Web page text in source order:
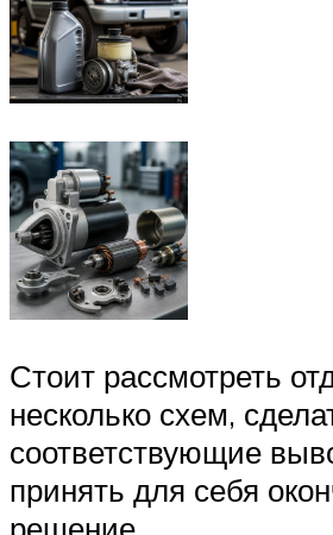
Стоит рассмотреть
несколько схем,
соответствующие
принять для себя